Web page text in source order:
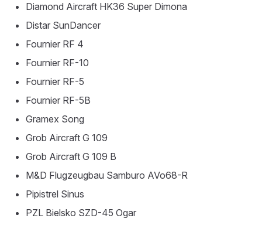
Diamond Aircraft HK36 Super Dimona
Distar SunDancer
Fournier RF 4
Fournier RF-10
Fournier RF-5
Fournier RF-5B
Gramex Song
Grob Aircraft G 109
Grob Aircraft G 109 B
M&D Flugzeugbau Samburo AVo68-R
Pipistrel Sinus
PZL Bielsko SZD-45 Ogar